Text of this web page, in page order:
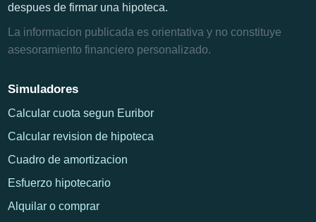
despues de firmar una hipoteca.
La informacion publicada es orientativa y no constituye
asesoramiento financiero personalizado.
Simuladores
Calcular cuota segun Euribor
Calcular revision de hipoteca
Cuadro de amortizacion
Esfuerzo hipotecario
Alquilar o comprar